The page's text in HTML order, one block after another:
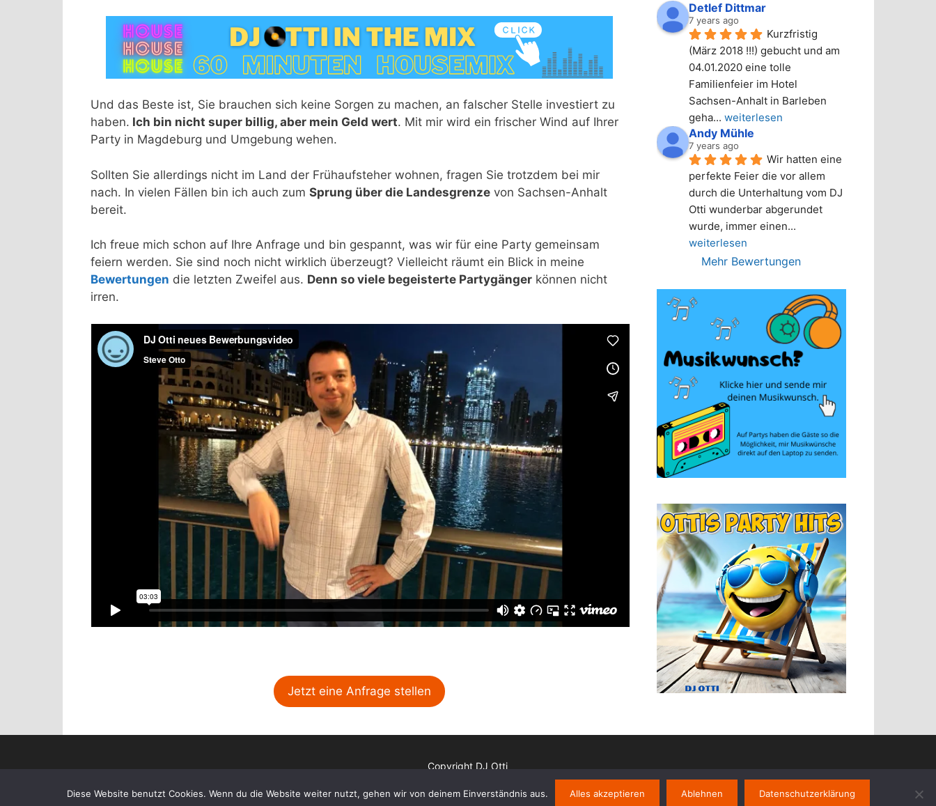
Und das Beste ist, Sie brauchen sich keine Sorgen zu machen, an falscher Stelle investiert zu
haben. Ich bin nicht super billig, aber mein Geld wert. Mit mir wird ein frischer Wind auf Ihrer
Party in Magdeburg und Umgebung wehen.
Sollten Sie allerdings nicht im Land der Frühaufsteher wohnen, fragen Sie trotzdem bei mir
nach. In vielen Fällen bin ich auch zum Sprung über die Landesgrenzevon Sachsen-Anhalt
bereit.
Ich freue mich schon auf Ihre Anfrage und bin gespannt, was wir für eine Party gemeinsam
feiern werden. Sie sind noch nicht wirklich überzeugt? Vielleicht räumt ein Blick in meine
Bewertungen die letzten Zweifel aus. Denn so viele begeisterte Partygängerkönnen nicht
irren.
Jetzt eine Anfrage stellen
Detlef Dittmar
7 years ago
Kurzfristig
(März 2018 !!!) gebucht und am
04.01.2020 eine tolle
Familienfeier im Hotel
Sachsen-Anhalt in Barleben
geha... weiterlesen
Andy Mühle
7 years ago
Wir hatten eine
perfekte Feier die vor allem
durch die Unterhaltung vom DJ
Otti wunderbar abgerundet
wurde, immer einen
weiterlesen
Mehr Bewertungen
Copyright DJ Otti
Haftungsausschluss
Diese Website benutzt Cookies. Wenn du die Website weiter nutzt, gehen wir von deinem Einverständnis aus. Alles akzeptieren Ablehnen Datenschutzerklärung